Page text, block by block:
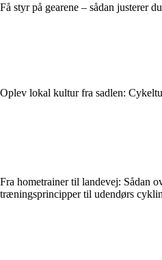
Få styr på gearene – sådan justerer
Oplev lokal kultur fra sadlen:
Fra hometrainer til landevej: Sådan
træningsprincipper til udendørs